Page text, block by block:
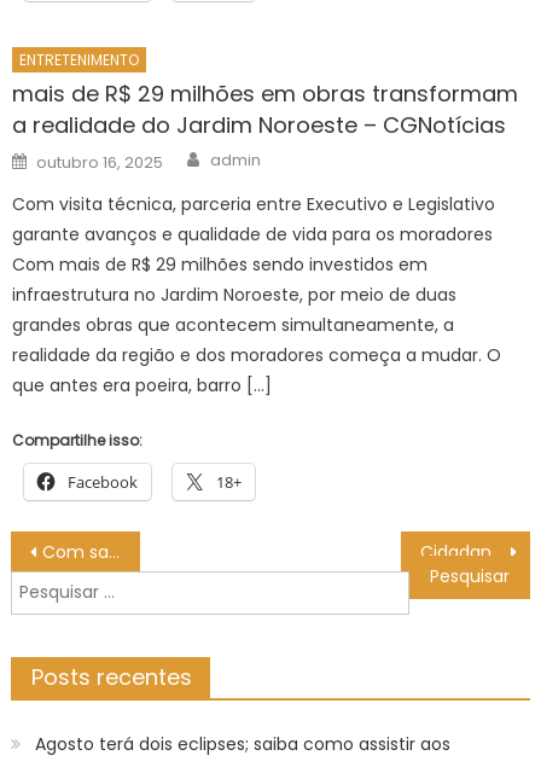
ENTRETENIMENTO
mais de R$ 29 milhões em obras transformam
a realidade do Jardim Noroeste – CGNotícias
Posted
on
outubro 16, 2025 Author
admin
Com visita técnica, parceria entre Executivo e Legislativo
garante avanços e qualidade de vida para os moradores
Com mais de R$ 29 milhões sendo investidos em
infraestrutura no Jardim Noroeste, por meio de duas
grandes obras que acontecem simultaneamente, a
realidade da região e dos moradores começa a mudar. O
que antes era poeira, barro […]
Compartilhe isso:
Facebook 18+
Navegação
de
Post
Com saldo de US$ 6,34 bi, MS acumula superávit de 347% nas exportações entre janeiro e setembro de 2025
Pesquisar
por:
Posts recentes
Agosto terá dois eclipses; saiba como assistir aos